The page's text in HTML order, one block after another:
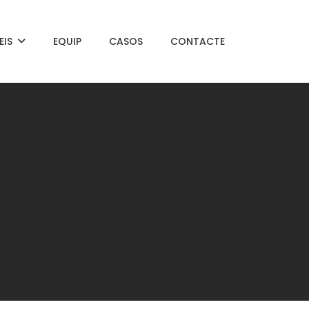
EQUIP CASOS CONTACTE